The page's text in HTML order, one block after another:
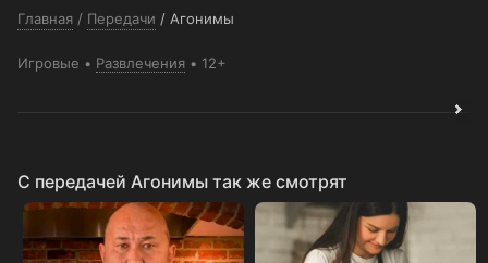
Главная / Передачи / Агонимы
Игровые Развлечения 12+
C передачей Агонимы так же смотрят